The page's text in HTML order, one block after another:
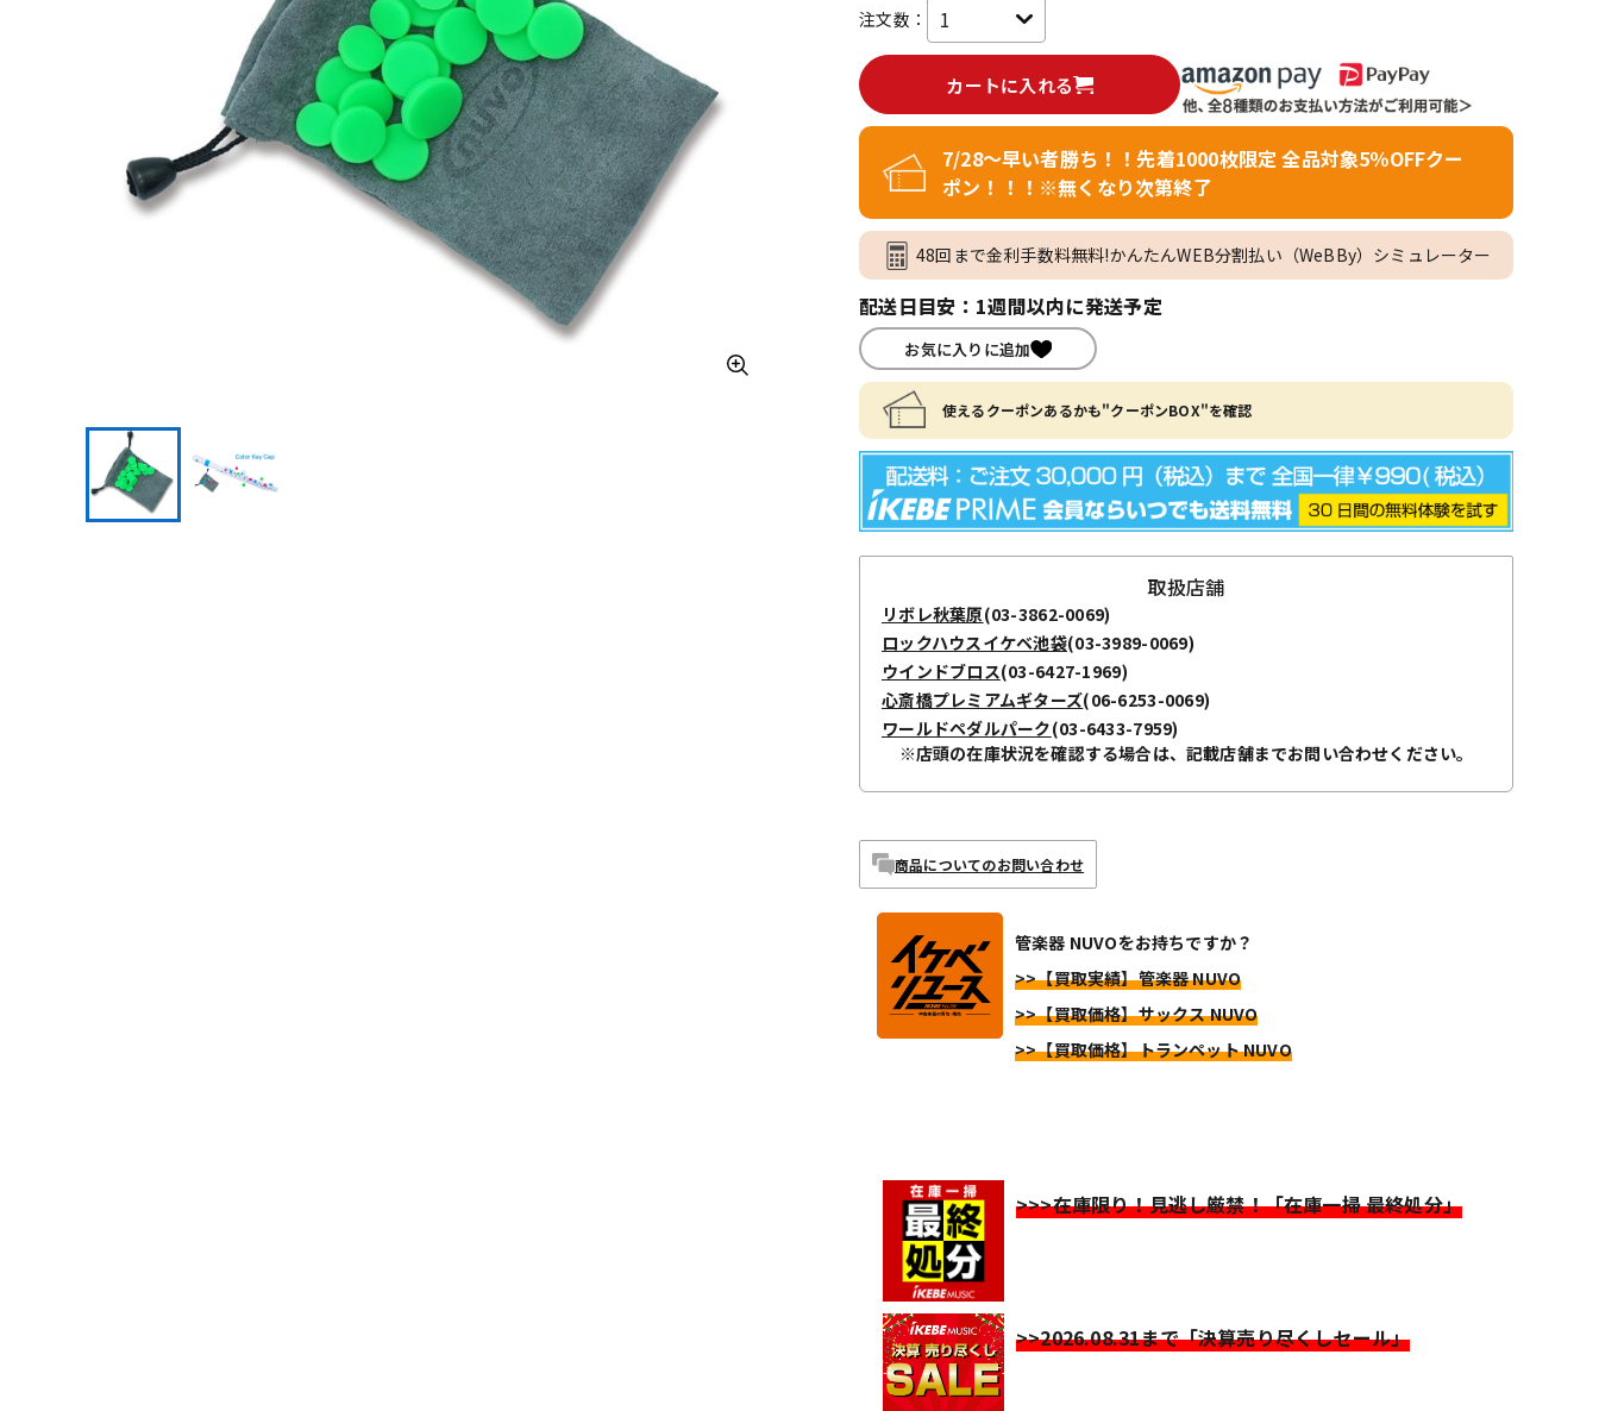
注文数：
カートに入れる
7/28～早い者勝ち！！先着1000枚限定 全品対象5％OFFクー
ポン！！！※無くなり次第終了
48回まで金利手数料無料!かんたんWEB分割払い（WeBBy）シミュレーター
配送日目安：1週間以内に発送予定
お気に入りに追加
使えるクーポンあるかも"クーポンBOX"を確認
取扱店舗
リボレ秋葉原(03-3862-0069)
ロックハウスイケベ池袋(03-3989-0069)
ウインドブロス(03-6427-1969)
心斎橋プレミアムギターズ(06-6253-0069)
ワールドペダルパーク(03-6433-7959)
※店頭の在庫状況を確認する場合は、記載店舗までお問い合わせください。
商品についてのお問い合わせ
管楽器 NUVOをお持ちですか？
>>【買取実績】管楽器 NUVO
>>【買取価格】サックス NUVO
>>【買取価格】トランペット NUVO
>>>在庫限り！見逃し厳禁！「在庫一掃 最終処分」
>>2026.08.31まで「決算売り尽くしセール」